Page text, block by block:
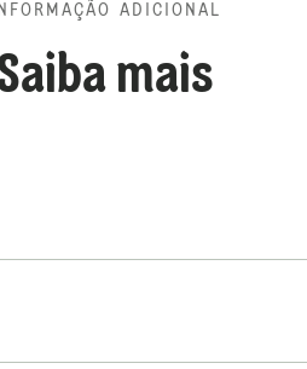
ADICIONAL
mais